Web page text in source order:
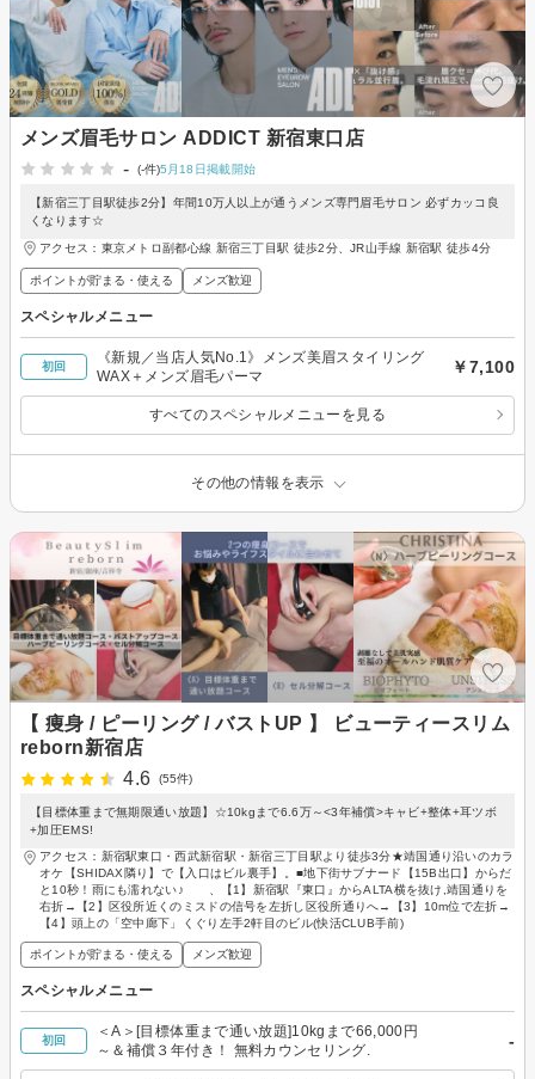
メンズ眉毛サロン ADDICT 新宿東口店
-
(-件)5月18日掲載開始
【新宿三丁目駅徒歩2分】年間10万人以上が通うメンズ専門眉毛サロン 必ずカッコ良
くなります☆
アクセス：東京メトロ副都心線 新宿三丁目駅 徒歩2分、JR山手線 新宿駅 徒歩4分
ポイントが貯まる・使える メンズ歓迎
スペシャルメニュー
初回
《新規／当店人気No.1》メンズ美眉スタイリング
WAX＋メンズ眉毛パーマ
￥7,100
すべてのスペシャルメニューを見る
その他の情報を表示
【 痩身 / ピーリング / バストUP 】 ビューティースリム
reborn新宿店
4.6
(55件)
【目標体重まで無期限通い放題】☆10kgまで6.6万～<3年補償>キャビ+整体+耳ツボ
+加圧EMS!
アクセス：新宿駅東口・西武新宿駅・新宿三丁目駅より徒歩3分★靖国通り沿いのカラ
オケ【SHIDAX隣り】で【入口はビル裏手】。■地下街サブナード【15B出口】からだ
と10秒！雨にも濡れない♪ 、【1】新宿駅『東口』からALTA横を抜け,靖国通りを
右折→【2】区役所近くのミスドの信号を左折し区役所通りへ→【3】10m位で左折→
【4】頭上の「空中廊下」くぐり左手2軒目のビル(快活CLUB手前)
ポイントが貯まる・使える メンズ歓迎
スペシャルメニュー
初回
＜A＞[目標体重まで通い放題]10kgまで66,000円
～＆補償３年付き！ 無料カウンセリング.
-